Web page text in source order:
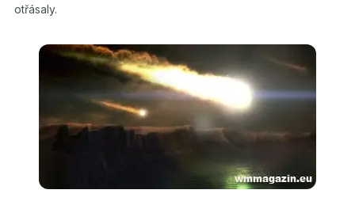
otřásaly.